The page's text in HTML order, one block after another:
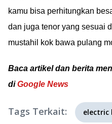
kamu bisa perhitungkan
dan juga tenor yang sesuai
mustahil kok bawa pulang
Baca artikel dan berita
diGoogle News
Tags Terkait: electric